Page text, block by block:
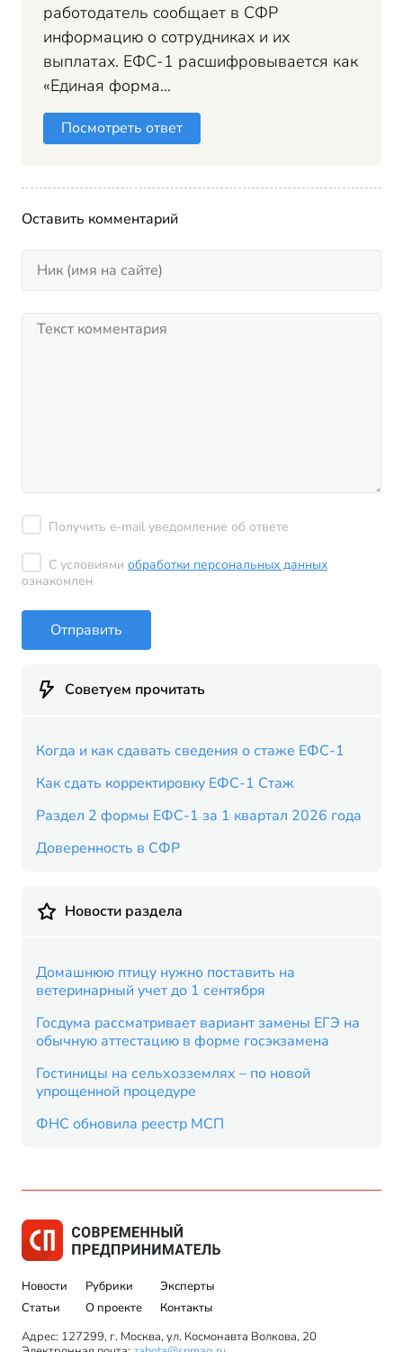
работодатель сообщает в СФР
информацию о сотрудниках и их
выплатах. ЕФС-1 расшифровывается как
«Единая форма...
Посмотреть ответ
Оставить комментарий
Получить e-mail уведомление об ответе
С условиями обработки персональных данных
ознакомлен
Отправить
Советуем прочитать
Когда и как сдавать сведения о стаже ЕФС-1
Как сдать корректировку ЕФС-1 Стаж
Раздел 2 формы ЕФС-1 за 1 квартал 2026 года
Доверенность в СФР
Новости раздела
Домашнюю птицу нужно поставить на
ветеринарный учет до 1 сентября
Госдума рассматривает вариант замены ЕГЭ на
обычную аттестацию в форме госэкзамена
Гостиницы на сельхозземлях – по новой
упрощенной процедуре
ФНС обновила реестр МСП
Новости
Статьи
Рубрики
О проекте
Эксперты
Контакты
Адрес: 127299, г. Москва, ул. Космонавта Волкова, 20